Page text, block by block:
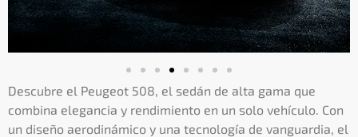
Descubre el Peugeot 508, el sedán de alta gama que
combina elegancia y rendimiento en un solo vehículo. Con
un diseño aerodinámico y una tecnología de vanguardia, el